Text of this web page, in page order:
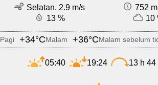
Selatan, 2.9 m/s
752
13 %
10
Pagi +34°CMalam +36°CMalam sebelum
05:40 19:24 13 h 44